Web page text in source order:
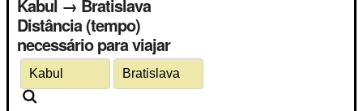
Kabul → Bratislava
Distância (tempo)
necessário para viajar